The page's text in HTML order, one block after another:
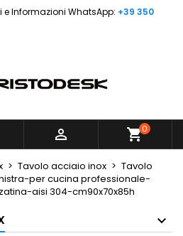
e Informazioni WhatsApp: +39 350
 shopping_cart0
Tavolo acciaio inox
Tavolo
per cucina professionale-
aisi 304-cm90x70x85h